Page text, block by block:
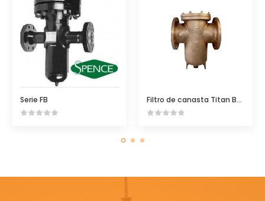
Serie FB Filtro de canasta Titan BS95 Bronce ASME Clase 150